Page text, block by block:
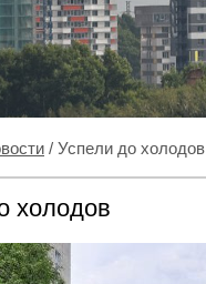
/ Успели до холодов
холодов